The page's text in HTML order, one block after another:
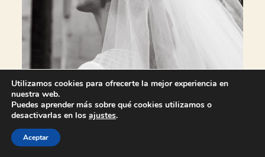
Utilizamos cookies para ofrecerte la mejor experiencia en
nuestra web.
Puedes aprender más sobre qué cookies utilizamos o
desactivarlas en los ajustes.
Aceptar